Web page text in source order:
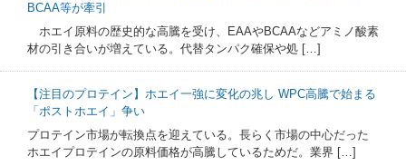
BCAA等が牽引
ホエイ原料の歴史的な高騰を受け、EAAやBCAAなどアミノ酸素
材の引き合いが増えている。代替タンパク確保や処 […]
【注目のプロテイン】ホエイ一強に変化の兆し WPC高騰で始まる
「ポストホエイ」争い
プロテイン市場が転換点を迎えている。長らく市場の中心だった
ホエイプロテインの原料価格が高騰しているためだ。業界 […]